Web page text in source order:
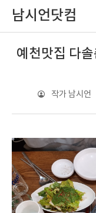
남시언닷컴
예천맛집 다
작가 남시언